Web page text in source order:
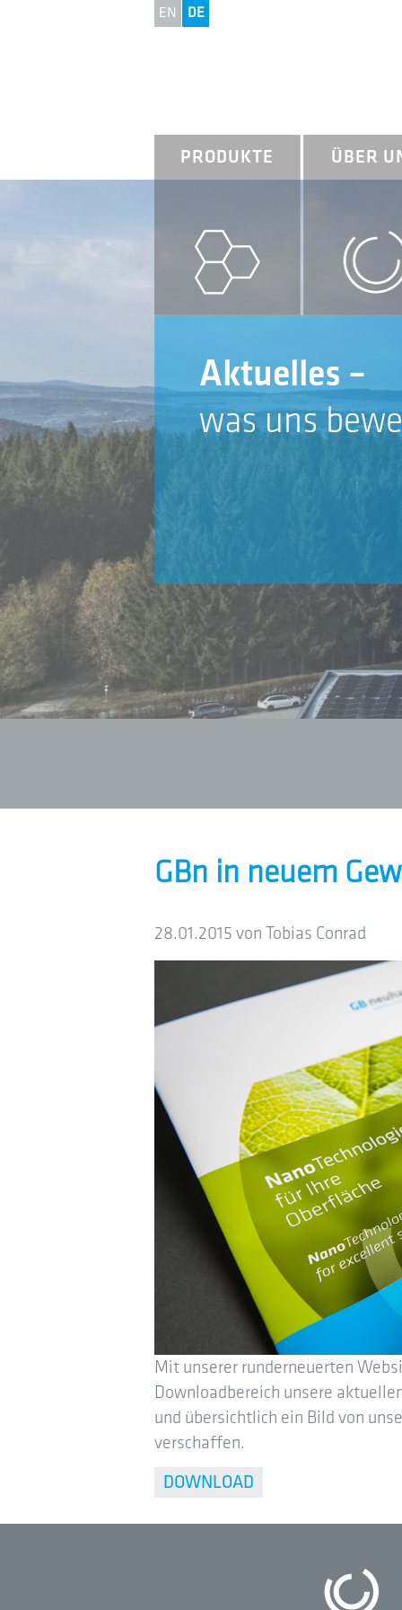
EN DE
PRODUKTE ÜBER
Aktuelles –
was uns
GBn in neuem
28.01.2015 von Tobias Conrad
Mit unserer runderneuerten
Downloadbereich unsere
und übersichtlich ein Bild von
verschaffen.
DOWNLOAD